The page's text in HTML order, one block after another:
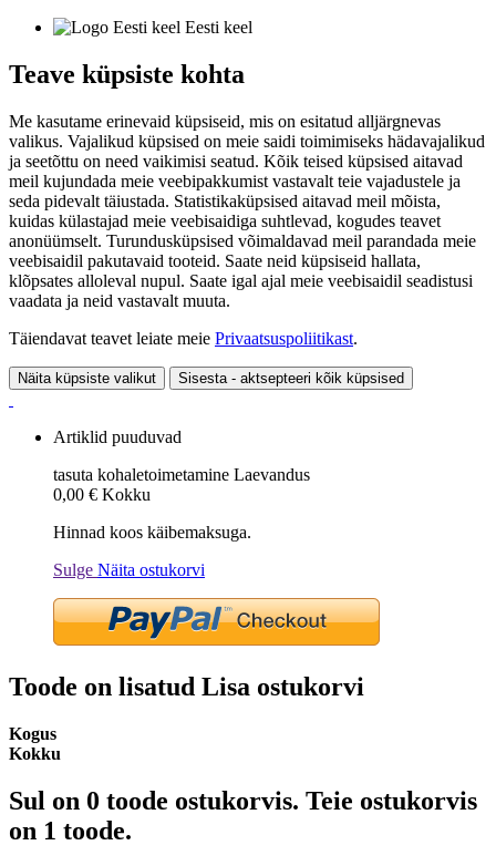
Eesti keel
Teave küpsiste kohta
Me kasutame erinevaid küpsiseid, mis on esitatud alljärgnevas
valikus. Vajalikud küpsised on meie saidi toimimiseks hädavajalikud
ja seetõttu on need vaikimisi seatud. Kõik teised küpsised aitavad
meil kujundada meie veebipakkumist vastavalt teie vajadustele ja
seda pidevalt täiustada. Statistikaküpsised aitavad meil mõista,
kuidas külastajad meie veebisaidiga suhtlevad, kogudes teavet
anonüümselt. Turundusküpsised võimaldavad meil parandada meie
veebisaidil pakutavaid tooteid. Saate neid küpsiseid hallata,
klõpsates alloleval nupul. Saate igal ajal meie veebisaidil seadistusi
vaadata ja neid vastavalt muuta.
Täiendavat teavet leiate meie Privaatsuspoliitikast.
Näita küpsiste valikut Sisesta - aktsepteeri kõik küpsised
Artiklid puuduvad
tasuta kohaletoimetamine Laevandus
0,00 € Kokku
Hinnad koos käibemaksuga.
Sulge Näita ostukorvi
Toode on lisatud Lisa ostukorvi
Kogus
Kokku
Sul on 0 toode ostukorvis. Teie ostukorvis
on 1 toode.